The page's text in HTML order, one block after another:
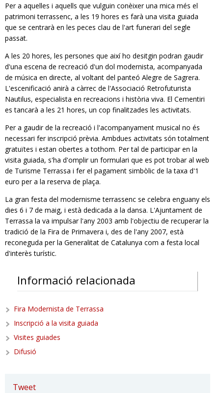
Per a aquelles i aquells que vulguin conèixer una mica més el
patrimoni terrassenc, a les 19 hores es farà una visita guiada
que se centrarà en les peces clau de l'art funerari del segle
passat.
A les 20 hores, les persones que així ho desitgin podran gaudir
d'una escena de recreació d'un dol modernista, acompanyada
de música en directe, al voltant del panteó Alegre de Sagrera.
L'escenificació anirà a càrrec de l'Associació Retrofuturista
Nautilus, especialista en recreacions i història viva. El Cementiri
es tancarà a les 21 hores, un cop finalitzades les activitats.
Per a gaudir de la recreació i l'acompanyament musical no és
necessari fer inscripció prèvia. Ambdues activitats són totalment
gratuïtes i estan obertes a tothom. Per tal de participar en la
visita guiada, s'ha d'omplir un formulari que es pot trobar al web
de Turisme Terrassa i fer el pagament simbòlic de la taxa d'1
euro per a la reserva de plaça.
La gran festa del modernisme terrassenc se celebra enguany els
dies 6 i 7 de maig, i està dedicada a la dansa. L'Ajuntament de
Terrassa la va impulsar l'any 2003 amb l'objectiu de recuperar la
tradició de la Fira de Primavera i, des de l'any 2007, està
reconeguda per la Generalitat de Catalunya com a festa local
d'interès turístic.
Informació relacionada
Fira Modernista de Terrassa
Inscripció a la visita guiada
Visites guiades
Difusió
Tweet